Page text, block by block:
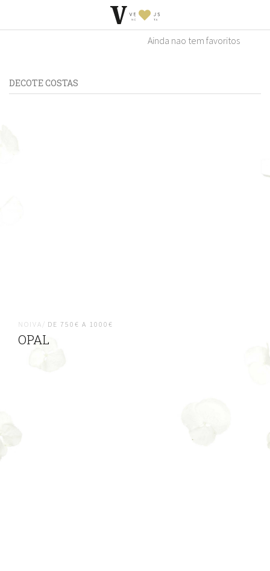
Ainda nao tem favoritos
DECOTE COSTAS
NOIVA/ DE 750€ A 1000€
OPAL